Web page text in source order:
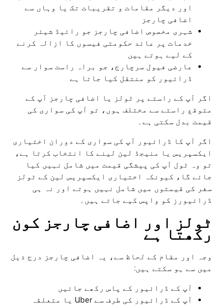
اور دیگر مقامات و تقریبات تک یا وہاں سے
اضافی چارجز
شہری مخصوص اضافی چارجز جو رائیڈ شیئر
خدمات پر عائد حکومتی فیسوں کا ازالہ کرنے
کے لیے ہوتے ہیں
عارضی فیول سرچارج، جو براہ راست سوار سے
ڈرائیور کو منتقل کیا جاتا ہے
اگر آپ کے راستے پر ٹولز یا اضافی چارجز آپ کے
متوقع راستے سے مختلف ہوں، تو آپ کی سواری کی
قیمت بدل سکتی ہے۔
اگر آپ کا ڈرائیور آپ کی سواری کے دوران اختیاری
ایکسپریس یا منیجڈ لین لینے کا انتخاب کرتا ہے،
تو وہ ٹول آپ کی پیشگی قیمت میں شامل نہیں کیا
جائے گا، کیونکہ اختیاری ایکسپریس لین کے ٹولز
سفر کی قیمتوں میں شامل نہیں ہوتے اور نہ ہی
ڈرائیورز کو واپس کیے جاتے ہیں۔
ٹولز اور اضافی چارجز کون
رکھتا ہے
وجہ اور مقام کے لحاظ سے، یہ اضافی چارجز درج ذیل
میں سے ہو سکتے ہیں:
آپ کے ڈرائیور کے پاس رکھے جائیں
آپ کے ڈرائیور کی طرف سے Uber یا متعلقہ